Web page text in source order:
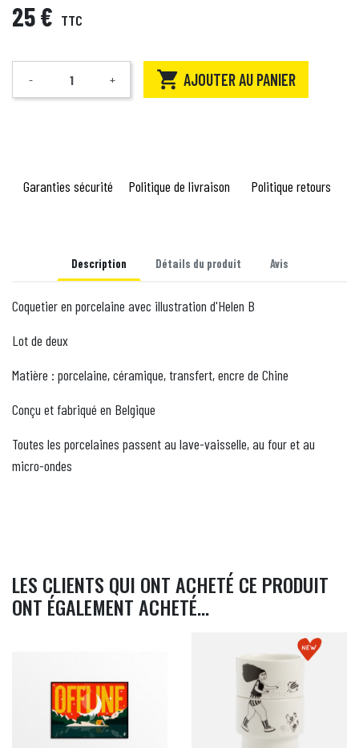
25 € TTC
Quantité
- +  AJOUTER AU PANIER
Garanties sécurité Politique de livraison Politique retours
Description Détails du produit Avis
Coquetier en porcelaine avec illustration d'Helen B
Lot de deux
Matière : porcelaine, céramique, transfert, encre de Chine
Conçu et fabriqué en Belgique
Toutes les porcelaines passent au lave-vaisselle, au four et au
micro-ondes
LES CLIENTS QUI ONT ACHETÉ CE PRODUIT
ONT ÉGALEMENT ACHETÉ...